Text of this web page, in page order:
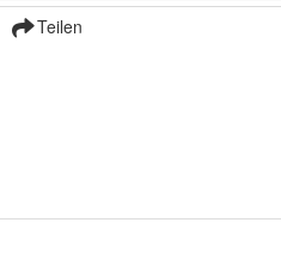
Teilen